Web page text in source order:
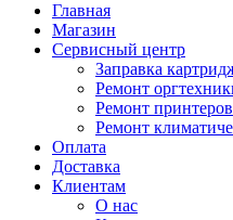
Главная
Магазин
Сервисный центр
Заправка
Ремонт
Ремонт принтеров
Ремонт
Оплата
Доставка
Клиентам
О нас